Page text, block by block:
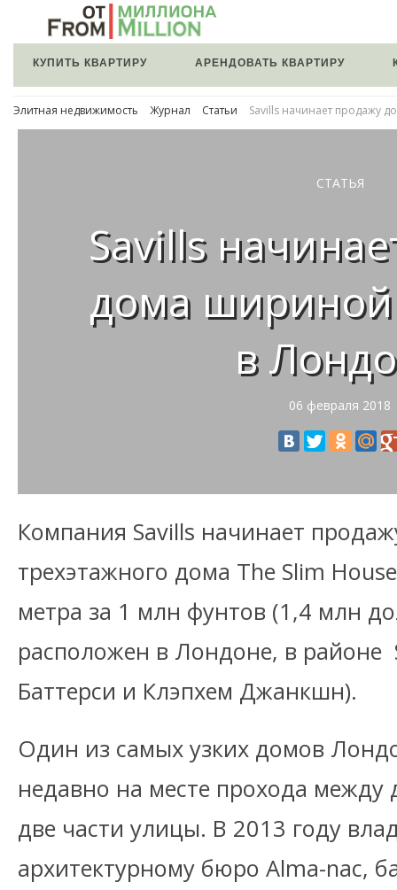
КУПИТЬ КВАРТИРУ АРЕНДОВАТЬ КВАРТИРУ
Элитная недвижимость Журнал Статьи Savills начинает продажу
СТАТЬЯ
Savills
дома шириной
в
06 февраля 2018
Компания Savills начинает
трехэтажного дома The Slim
метра за 1 млн фунтов (1,4 млн
расположен в Лондоне, в районе
Баттерси и Клэпхем Джанкшн).
Один из самых узких домов
недавно на месте прохода
две части улицы. В 2013 году
архитектурному бюро Alma-nac,